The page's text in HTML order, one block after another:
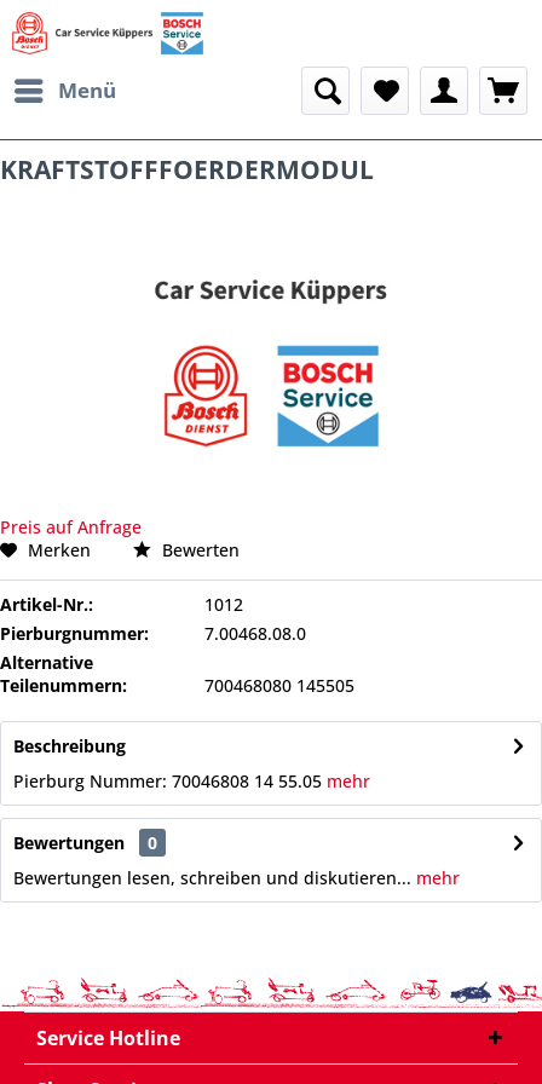
Menü
KRAFTSTOFFFOERDERMODUL
Preis auf Anfrage
Merken
Bewerten
Artikel-Nr.:
1012
Pierburgnummer:
7.00468.08.0
Alternative
Teilenummern:
700468080 145505
Beschreibung
Pierburg Nummer: 70046808 14 55.05 mehr
Bewertungen
0
Bewertungen lesen, schreiben und diskutieren... mehr
Service Hotline